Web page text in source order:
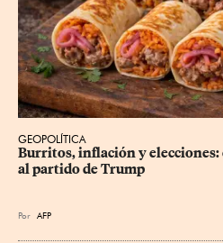
GEOPOLÍTICA
Burritos, inflación y elecciones:
al partido de Trump
Por AFP